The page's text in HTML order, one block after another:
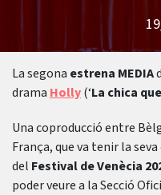
La segona estrena MEDIA
drama Holly(‘La chica
Una coproducció entre
França, que va tenir la
del Festival de Venècia
poder veure a la Secció